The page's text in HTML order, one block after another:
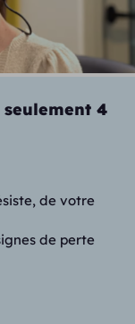
4
de votre
de perte